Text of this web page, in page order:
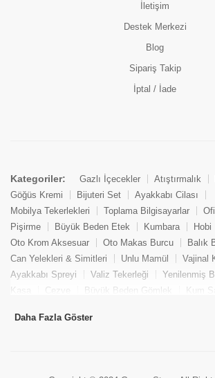
İletişim
Destek Merkezi
Blog
Sipariş Takip
İptal / İade
Kategoriler: Gazlı İçecekler Atıştırmalık
Göğüs Kremi
Bijuteri Set
Ayakkabı Cilası
Mobilya Tekerlekleri
Toplama Bilgisayarlar
Pişirme
Büyük Beden Etek Kumbara
Hobi
Oto Krom Aksesuar
Oto Makas Burcu
Balık
Can Yelekleri & Simitleri
Unlu Mamül Vajinal
Ayakkabı Spreyi
Valiz Tekerleği
Yenilenmiş
Kasa
Cezve Büyük Beden Gömlek
Kum
Tekne Bağlama & Demirleme
Daha Fazla Göster